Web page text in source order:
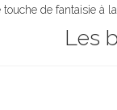
de fantaisie à
Les